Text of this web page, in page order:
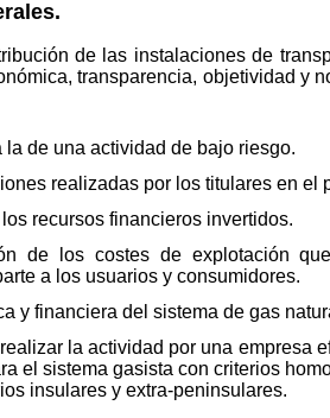
de las instalaciones de
transparencia, objetividad y
de una actividad de bajo riesgo.
realizadas por los titulares en el
recursos financieros invertidos.
de los costes de explotación
a los usuarios y consumidores.
y financiera del sistema de gas
la actividad por una empresa
el sistema gasista con criterios
insulares y extra-peninsulares.